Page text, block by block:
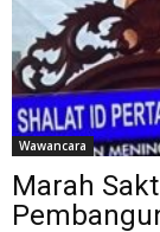
Wawancara
Marah